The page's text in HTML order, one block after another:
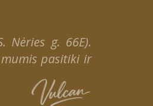
Nėries g. 66E).
pasitiki ir